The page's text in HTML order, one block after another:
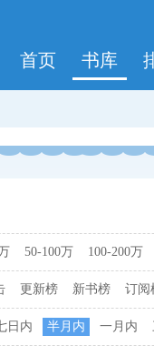
首页 书库
50-100万 100-200万
更新榜 新书榜 订阅
日内 半月内 一月内